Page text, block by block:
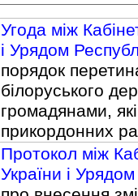
Угода мiж
i Урядом
порядок
бiлоруського
громадянами,
прикордонних
Протокол мiж
України i